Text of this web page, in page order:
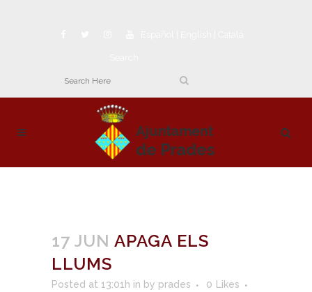
17 JUN APAGA ELS
LLUMS
Posted at 13:01h in by prades 0 Likes